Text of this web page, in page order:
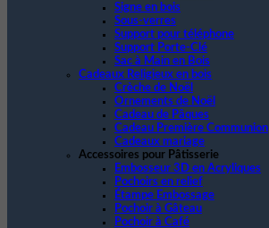
Signe en bois
Sous-verres
Support pour téléphone
Support Porte-Clé
Sac à Main en Bois
Cadeaux Religieux en bois
Crèche de Noël
Ornements de Noël
Cadeau de Pâques
Cadeau Première Communion
Cadeaux mariage
Accessoires pour Pâtisserie
Embosseur 3D en Acryliques
Pochoirs en relief
Étampe Embossage
Pochoir à Gâteau
Pochoir à Café